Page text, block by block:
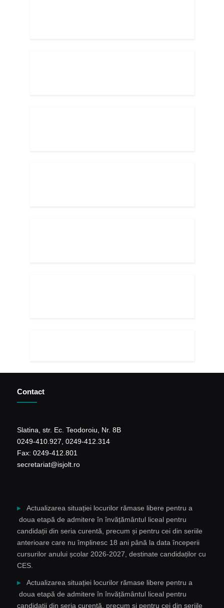
Contact
Slatina, str. Ec. Teodoroiu, Nr. 8B
0249-410.927, 0249-412.314
Fax: 0249-412.801
secretariat@isjolt.ro
Actualizarea situației locurilor rămase libere pentru a
doua etapă de admitere în învățământul liceal pentru
candidații din seria curentă, precum și pentru cei din seriile
anterioare care nu împlinesc 18 ani până la data începerii
cursurilor anului școlar 2026-2027, destinate candidaților cu
CES.
Actualizarea situației locurilor rămase libere pentru a
doua etapă de admitere în învățământul liceal pentru
candidații din seria curentă, precum și pentru cei din seriile